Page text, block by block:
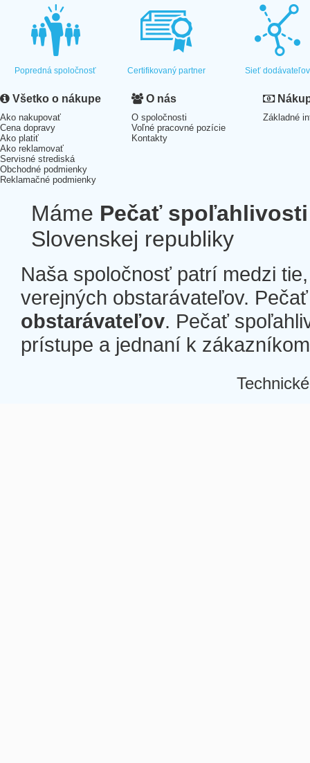
Popredná spoločnosť Certifikovaný partner Sieť dodávateľov
Všetko o nákupe
Ako nakupovať
Cena dopravy
Ako platiť
Ako reklamovať
Servisné strediská
Obchodné podmienky
Reklamačné podmienky
O nás
O spoločnosti
Voľné pracovné pozície
Kontakty
Základné
Máme Pečať spoľahlivosti
Slovenskej republiky
Naša spoločnosť patrí medzi
verejných obstarávateľov.
obstarávateľov. Pečať
prístupe a jednaní k